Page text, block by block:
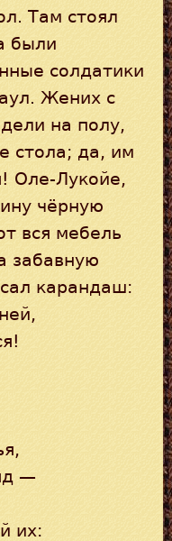
Там стоял
были
солдатики
Жених с
на полу,
стола; да, им
Оле-Лукойе,
чёрную
вся мебель
забавную
карандаш:
—
их: